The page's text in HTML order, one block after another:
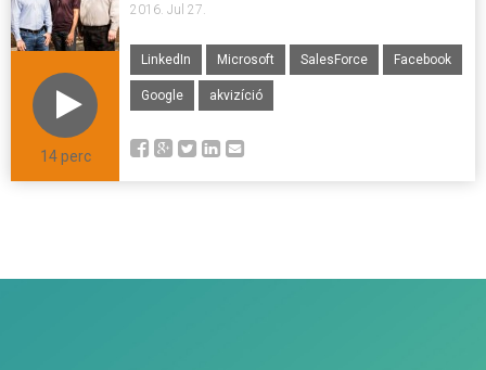
14 perc
2016. Jul 27.
LinkedIn Microsoft SalesForce Facebook
Google akvizíció